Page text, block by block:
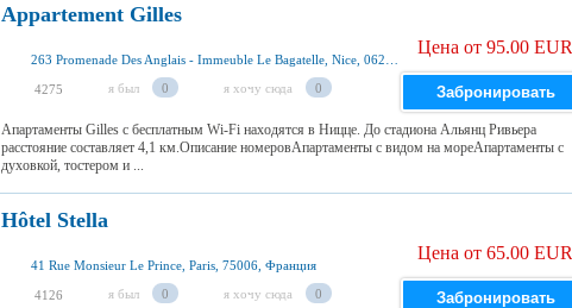
Appartement Gilles
4275 я был 0 я хочу сюда 0
Цена от 95.00 EUR
Забронировать
Апартаменты Gilles с бесплатным Wi-Fi находятся в Ницце. До стадиона Альянц Ривьера
расстояние составляет 4,1 км.Описание номеровАпартаменты с видом на мореАпартаменты с
духовкой, тостером и ...
Hôtel Stella
41 Rue Monsieur Le Prince, Paris, 75006, Франция
4126 я был 0 я хочу сюда 0
Цена от 65.00 EUR
Забронировать